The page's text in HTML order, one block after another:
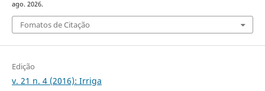
ago. 2026.
Fomatos de Citação
Edição
v. 21 n. 4 (2016): Irriga